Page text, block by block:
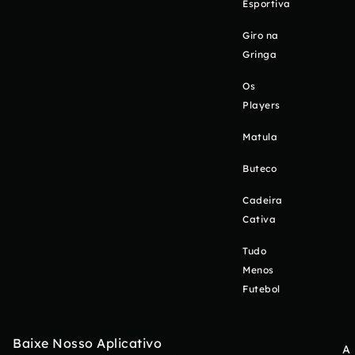
Esportiva
Giro na
Gringa
Os
Players
Matula
Buteco
Cadeira
Cativa
Tudo
Menos
Futebol
Baixe Nosso Aplicativo
A